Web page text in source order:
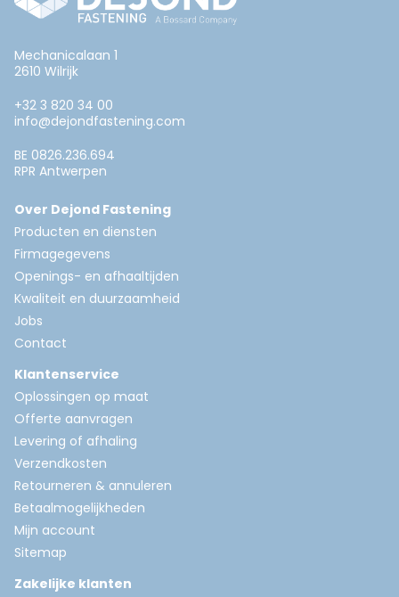
Mechanicalaan 1
2610 Wilrijk
+32 3 820 34 00
info@dejondfastening.com
BE 0826.236.694
RPR Antwerpen
Over Dejond Fastening
Producten en diensten
Firmagegevens
Openings- en afhaaltijden
Kwaliteit en duurzaamheid
Jobs
Contact
Klantenservice
Oplossingen op maat
Offerte aanvragen
Levering of afhaling
Verzendkosten
Retourneren & annuleren
Betaalmogelijkheden
Mijn account
Sitemap
Zakelijke klanten